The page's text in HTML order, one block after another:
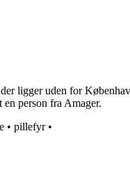
ligger uden for
en person fra Amager.
• pillefyr•